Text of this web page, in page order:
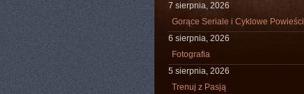
7 sierpnia, 2026
Gorące Seriale i Cyklowe Powieści
6 sierpnia, 2026
Fotografia
5 sierpnia, 2026
Trenuj z Pasją